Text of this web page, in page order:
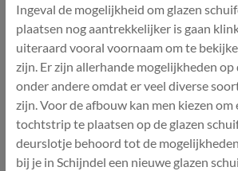
Ingeval de mogelijkheid om glazen
plaatsen nog aantrekkelijker is gaan
uiteraard vooral voornaam om te
zijn. Er zijn allerhande mogelijkheden
onder andere omdat er veel diverse
zijn. Voor de afbouw kan men kiezen om
tochtstrip te plaatsen op de glazen
deurslotje behoord tot de
bij je in Schijndel een nieuwe glazen